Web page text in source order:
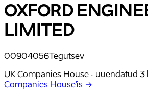
OXFORD
LIMITED
00904056Tegutsev
UK Companies House · uuendatud 3
Companies House'is →